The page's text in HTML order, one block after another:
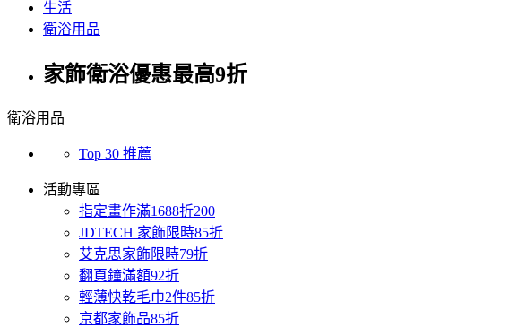
生活
衛浴用品
家飾衛浴優惠最高9折
衛浴用品
Top 30 推薦
活動專區
指定畫作滿1688折200
JDTECH 家飾限時85折
艾克思家飾限時79折
翻頁鐘滿額92折
輕薄快乾毛巾2件85折
京都家飾品85折